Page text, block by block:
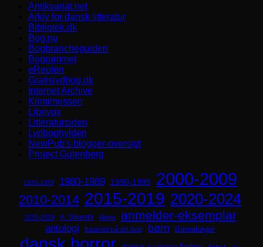
Antikvariat.net
Arkiv for dansk litteratur
Bibliotek.dk
Bog.nu
Bogbrancheguiden
Bogrummet
eReolen
Gratislydbog.dk
Internet Archive
Krimimessen
Librivox
Litteratursiden
Lydboghylden
NewPub's blogger-oversigt
Project Gutenberg
1970-1979 1980-1989 1990-1999 2000-2009
2010-2014 2015-2019 2020-2024
2025-2029 A. Silvestri Aliens anmelder-eksemplar
antologi baseret på en bog børn Børnebøger